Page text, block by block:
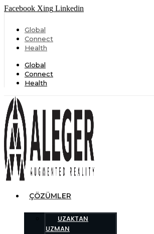
Facebook Xing Linkedin
Global
Connect
Health
Global
Connect
Health
ÇÖZÜMLER
UZAKTAN
UZMAN